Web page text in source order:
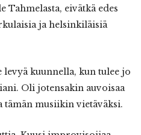
Tahmelasta, eivätkä edes
ja helsinkiläisiä
kuunnella, kun tulee jo
Oli jotensakin auvoisaa
tämän musiikin vietäväksi.